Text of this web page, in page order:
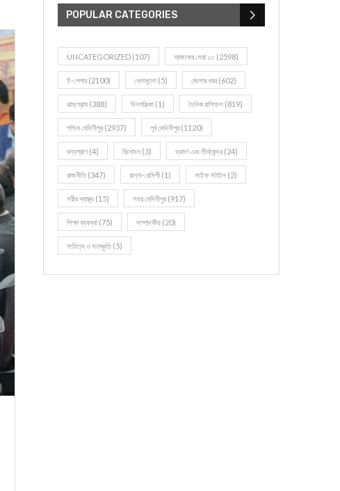
POPULAR CATEGORIES
UNCATEGORIZED (107) আজকের সেরা ১০ (2598)
ই-পেপার (2100) খেলাধূলো (5) জেলার খবর (602)
ঝাড়গ্রাম (388) দিনপঞ্জিকা (1) দৈনিক রাশিফল (819)
পশ্চিম মেদিনীপুর (2937) পূর্ব মেদিনীপুর (1120)
বন্যপ্রাণ (4) বিনোদন (3) ভ্রমণ এবং তীর্থকেন্দ্র (24)
রাজনীতি(347) রান্না-রেসিপী (1) লাইফ স্টাইল (2)
শরীর স্বাস্থ্য (15) শহর মেদিনীপুর (917)
শিক্ষা ব্যবস্থা (75) সম্পাদকীয় (20)
সাহিত্য ও সংস্কৃতি(5)